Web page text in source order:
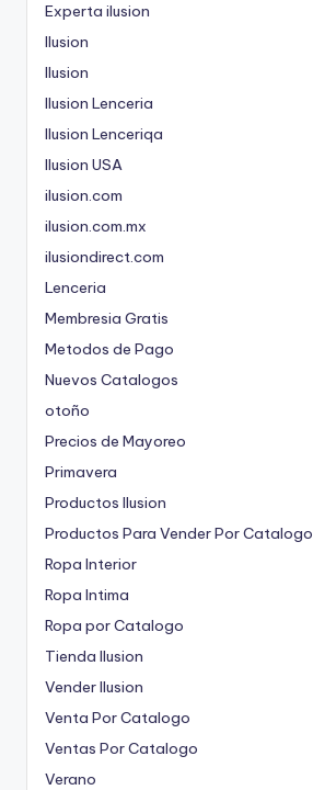
Experta ilusion
Ilusion
Ilusion
Ilusion Lenceria
Ilusion Lenceriqa
Ilusion USA
ilusion.com
ilusion.com.mx
ilusiondirect.com
Lenceria
Membresia Gratis
Metodos de Pago
Nuevos Catalogos
otoño
Precios de Mayoreo
Primavera
Productos Ilusion
Productos Para Vender Por Catalogo
Ropa Interior
Ropa Intima
Ropa por Catalogo
Tienda Ilusion
Vender Ilusion
Venta Por Catalogo
Ventas Por Catalogo
Verano